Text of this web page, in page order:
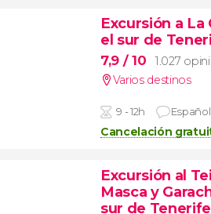
Excursión a
el sur de
7,9 / 10
1.027
Varios destinos
9 - 12h Español
Cancelación
Excursión al
Masca y
sur de Tenerife